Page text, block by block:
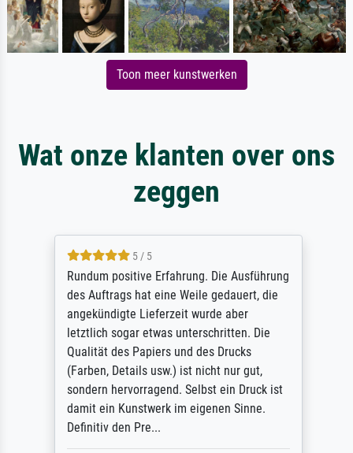
Toon meer kunstwerken
Wat onze klanten over ons
zeggen
5 / 5
Rundum positive Erfahrung. Die Ausführung
des Auftrags hat eine Weile gedauert, die
angekündigte Lieferzeit wurde aber
letztlich sogar etwas unterschritten. Die
Qualität des Papiers und des Drucks
(Farben, Details usw.) ist nicht nur gut,
sondern hervorragend. Selbst ein Druck ist
damit ein Kunstwerk im eigenen Sinne.
Definitiv den Pre...